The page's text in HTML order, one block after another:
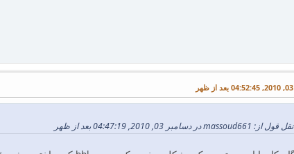
نقل قول از: massoud661 در دسامبر 03, 2010, 04:47:19 بعد از ظهر